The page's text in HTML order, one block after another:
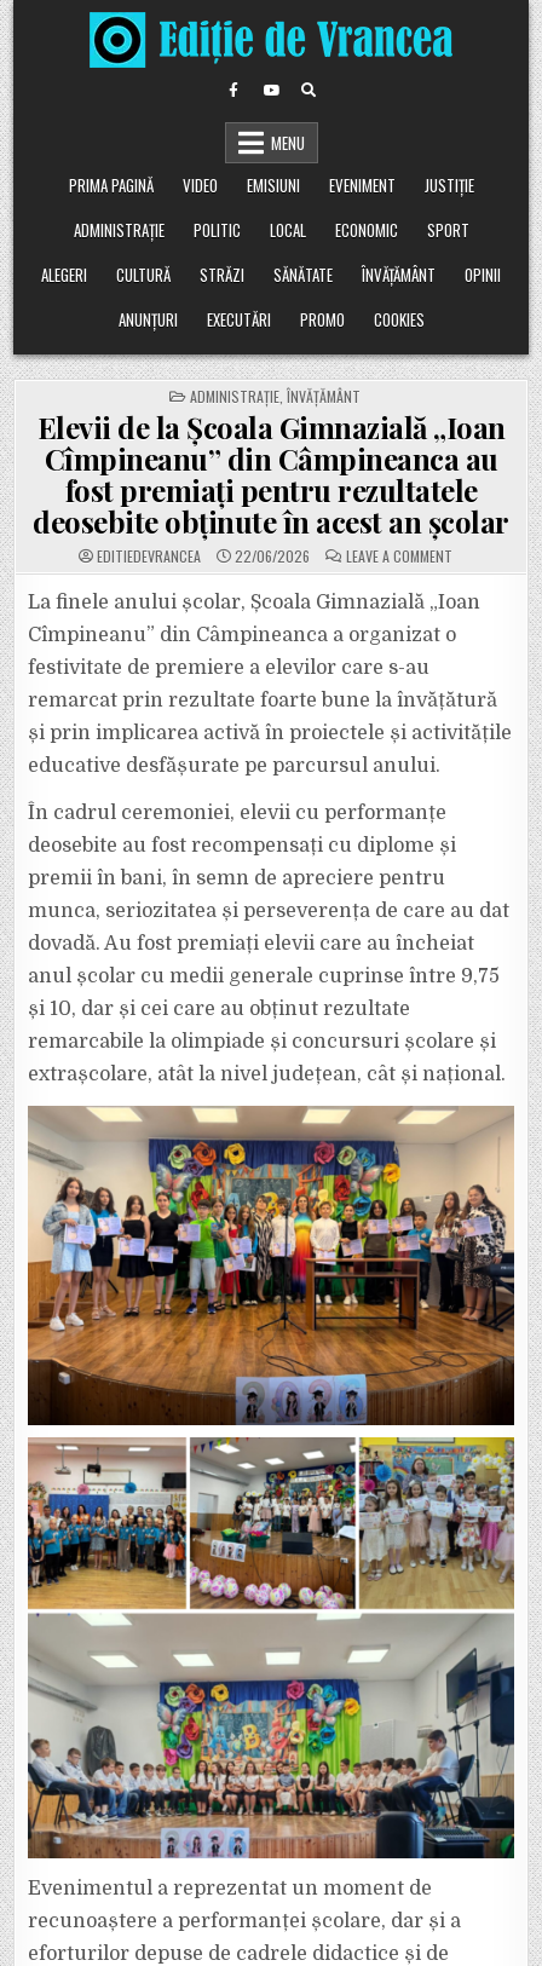
Skip
to
content
MENU
PRIMA PAGINĂ
VIDEO EMISIUNI EVENIMENT
JUSTIȚIE
ADMINISTRAȚIE
POLITIC LOCAL ECONOMIC
SPORT
ALEGERI
CULTURĂ STRĂZI SĂNĂTATE ÎNVĂȚĂMÂNT
OPINII
ANUNȚURI
EXECUTĂRI PROMO COOKIES
POSTED
IN
ADMINISTRAȚIE ÎNVĂȚĂMÂNT
Elevii de la Școala Gimnazială „Ioan
Cîmpineanu” din Câmpineanca au
fost premiați pentru rezultatele
deosebite obținute în acest an școlar
EDITIEDEVRANCEA 22/06/2026 LEAVE A COMMENTON
ELEVII
LA
ȘCOALA
GIMNAZIALĂ
„IOAN
CÂMPINEANCA
AU
PREMIAȚI
PENTRU
ȘCOLAR
La finele anului școlar, Școala Gimnazială „Ioan
Cîmpineanu” din Câmpineanca a organizat o
festivitate de premiere a elevilor care s-au
remarcat prin rezultate foarte bune la învățătură
și prin implicarea activă în proiectele și activitățile
educative desfășurate pe parcursul anului.
În cadrul ceremoniei, elevii cu performanțe
deosebite au fost recompensați cu diplome și
premii în bani, în semn de apreciere pentru
munca, seriozitatea și perseverența de care au dat
dovadă. Au fost premiați elevii care au încheiat
anul școlar cu medii generale cuprinse între 9,75
și 10, dar și cei care au obținut rezultate
remarcabile la olimpiade și concursuri școlare și
extrașcolare, atât la nivel județean, cât și național.
Evenimentul a reprezentat un moment de
recunoaștere a performanței școlare, dar și a
eforturilor depuse de cadrele didactice și de